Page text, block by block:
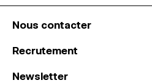
Nous contacter
Recrutement
Newsletter